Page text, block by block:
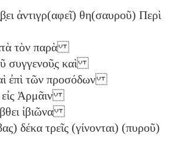
ἀντιγρ(αφεῖ) θη(σαυροῦ) Περὶ
τὸν παρὰ
συγγενοῦ̣ς καὶ
ἐπὶ τῶν προσόδων
εἰς Ἁρμᾶιν
ἰβιῶνα
δέκα τρεῖς (γίνονται) (πυροῦ)